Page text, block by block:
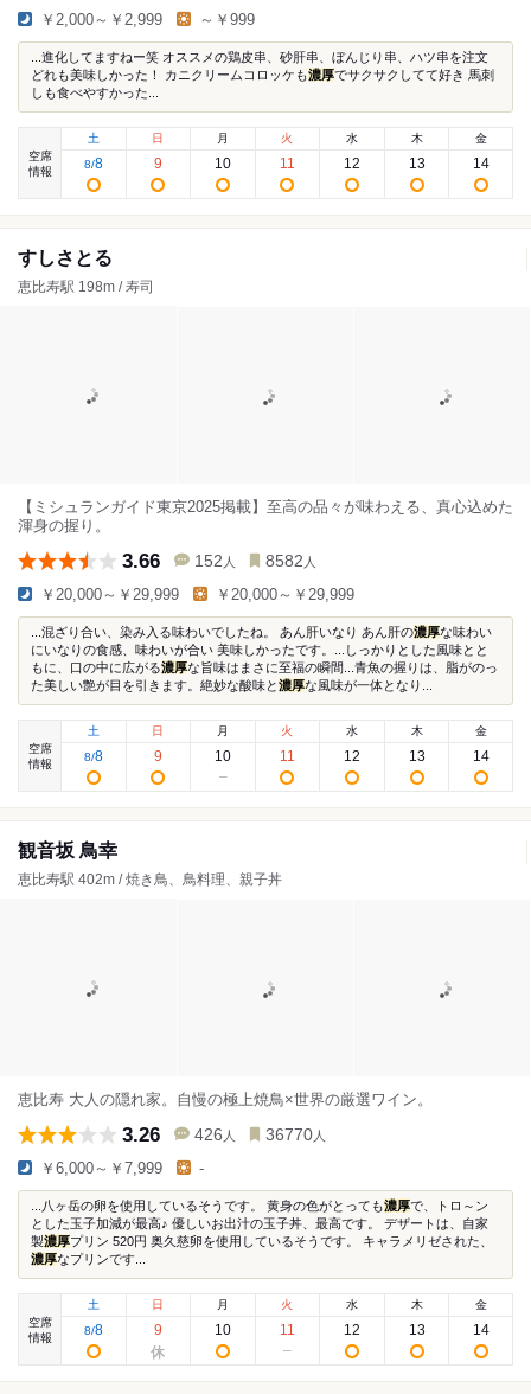
￥2,000～￥2,999 ～￥999
...進化してますねー笑 オススメの鶏皮串、砂肝串、ぼんじり串、ハツ串を注文
どれも美味しかった！ カニクリームコロッケも濃厚でサクサクしてて好き 馬刺
しも食べやすかった...
空席
情報
土
8/8
日
9
月
10
火
11
水
12
木
13
金
14
すしさとる
恵比寿駅 198m / 寿司
【ミシュランガイド東京2025掲載】至高の品々が味わえる、真心込めた
渾身の握り。
3.66 152 人 8582 人
￥20,000～￥29,999 ￥20,000～￥29,999
...混ざり合い、染み入る味わいでしたね。 あん肝いなり あん肝の濃厚な味わい
にいなりの食感、味わいが合い 美味しかったです。...しっかりとした風味とと
もに、口の中に広がる濃厚な旨味はまさに至福の瞬間...青魚の握りは、脂がのっ
た美しい艶が目を引きます。絶妙な酸味と濃厚な風味が一体となり...
空席
情報
土
8/8
日
9
月
10
火
11
水
12
木
13
金
14
観音坂 鳥幸
恵比寿駅 402m / 焼き鳥、鳥料理、親子丼
恵比寿 大人の隠れ家。自慢の極上焼鳥×世界の厳選ワイン。
3.26 426 人 36770 人
￥6,000～￥7,999 -
...八ヶ岳の卵を使用しているそうです。 黄身の色がとっても濃厚で、トロ～ン
とした玉子加減が最高♪ 優しいお出汁の玉子丼、最高です。 デザートは、自家
製濃厚プリン 520円 奥久慈卵を使用しているそうです。 キャラメリゼされた、
濃厚なプリンです...
空席
情報
土
8/8
日
9
月
10
火
11
水
12
木
13
金
14